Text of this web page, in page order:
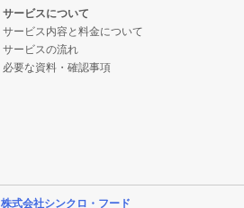
サービスについて
サービス内容と料金について
サービスの流れ
必要な資料・確認事項
株式会社シンクロ・フード